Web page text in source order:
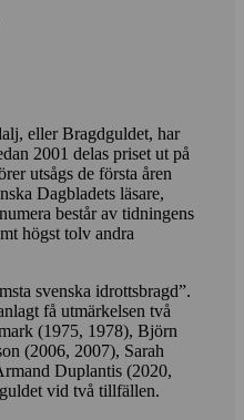
eller Bragdguldet, har
2001 delas priset ut på
utsågs de första åren
Dagbladets läsare,
består av tidningens
högst tolv andra
svenska idrottsbragd”.
få utmärkelsen två
(1975, 1978), Björn
(2006, 2007), Sarah
Duplantis (2020,
vid två tillfällen.